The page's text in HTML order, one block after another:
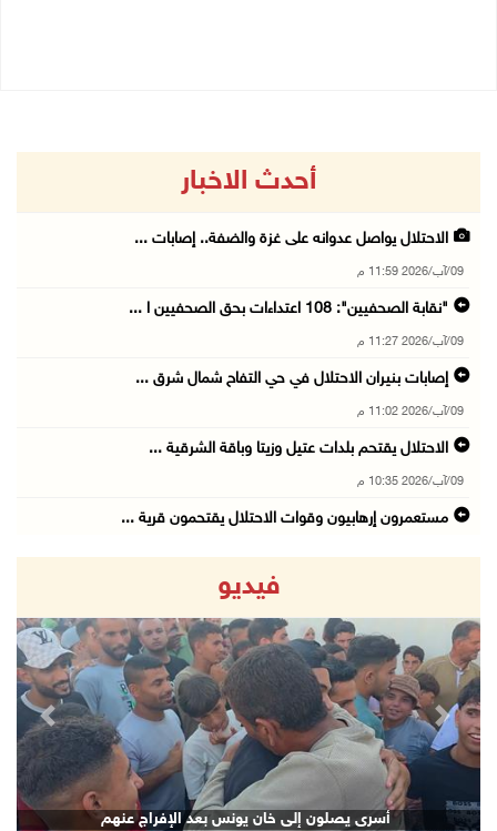
أحدث الاخبار
الاحتلال يواصل عدوانه على غزة والضفة.. إصابات ...
09/آب/2026 11:59 م
"نقابة الصحفيين": 108 اعتداءات بحق الصحفيين ا ...
09/آب/2026 11:27 م
إصابات بنيران الاحتلال في حي التفاح شمال شرق ...
09/آب/2026 11:02 م
الاحتلال يقتحم بلدات عتيل وزيتا وباقة الشرقية ...
09/آب/2026 10:35 م
مستعمرون إرهابيون وقوات الاحتلال يقتحمون قرية ...
قصف مدفعي للاحتلال وإطلاق نار كثيف شمال ووسط ...
09/آب/2026 10:25 م
الاحتلال يقتحم المزرعة الغربية
09/آب/2026 10:18 م
"الزراعة" والهيئات المحلية في الخليل تبحث تحو ...
09/آب/2026 10:13 م
الاحتلال يقتحم بيرزيت وبرهام شمال رام الله
فيديو
أسرى يصلون إلى خان يونس بعد الإفراج عنهم
Next